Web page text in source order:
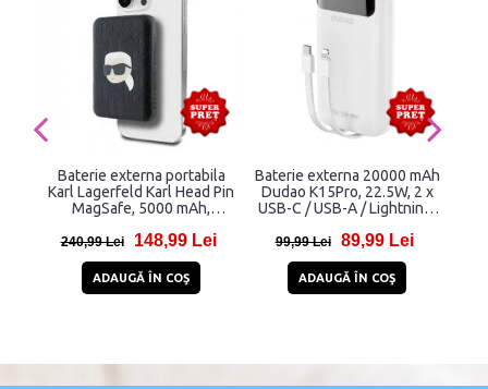
Baterie externa portabila
Karl Lagerfeld Karl Head Pin
MagSafe, 5000 mAh,
Negru
240,99 Lei 148,99 Lei
ADAUGĂ ÎN COŞ
Baterie externa 20000 mAh
Dudao K15Pro, 22.5W, 2 x
USB-C / USB-A / Lightning,
99,99 Lei 89,99 Lei
ADAUGĂ ÎN COŞ